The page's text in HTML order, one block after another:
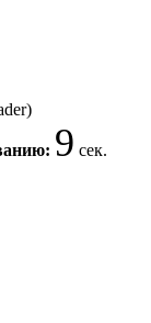
9 сек.